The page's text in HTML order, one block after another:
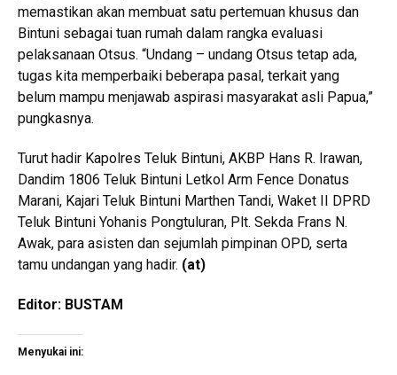
memastikan akan membuat satu pertemuan khusus dan
Bintuni sebagai tuan rumah dalam rangka evaluasi
pelaksanaan Otsus. “Undang – undang Otsus tetap ada,
tugas kita memperbaiki beberapa pasal, terkait yang
belum mampu menjawab aspirasi masyarakat asli Papua,”
pungkasnya.
Turut hadir Kapolres Teluk Bintuni, AKBP Hans R. Irawan,
Dandim 1806 Teluk Bintuni Letkol Arm Fence Donatus
Marani, Kajari Teluk Bintuni Marthen Tandi, Waket II DPRD
Teluk Bintuni Yohanis Pongtuluran, Plt. Sekda Frans N.
Awak, para asisten dan sejumlah pimpinan OPD, serta
tamu undangan yang hadir. (at)
Editor: BUSTAM
Menyukai ini: